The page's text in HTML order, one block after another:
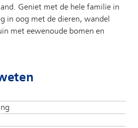
Geniet met de hele familie in
in oog met de dieren, wandel
met eewenoude bomen en